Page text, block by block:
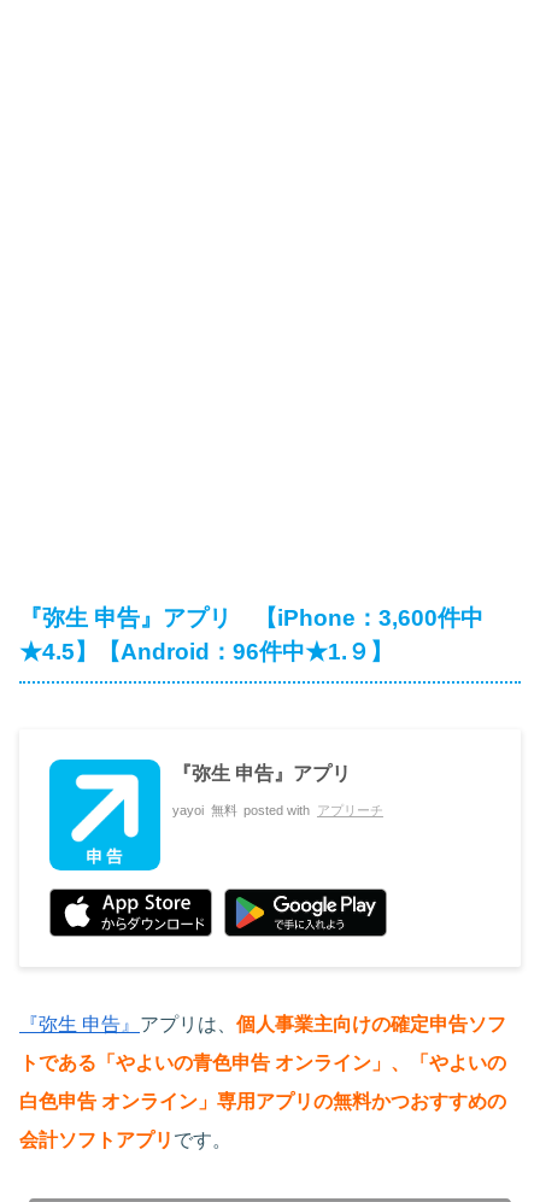
『弥生 申告』アプリ 【iPhone：3,600件中
★4.5】【Android：96件中★1.９】
『弥生 申告』アプリ
yayoi 無料 posted with アプリーチ
『弥生 申告』 アプリは、 個人事業主向けの確定申告ソフ
トである「やよいの青色申告 オンライン」、「やよいの
白色申告 オンライン」専用アプリの無料かつおすすめの
会計ソフトアプリ です。